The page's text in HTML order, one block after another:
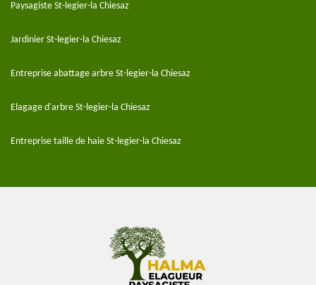
Paysagiste St-legier-la Chiesaz
Jardinier St-legier-la Chiesaz
Entreprise abattage arbre St-legier-la Chiesaz
Elagage d'arbre St-legier-la Chiesaz
Entreprise taille de haie St-legier-la Chiesaz